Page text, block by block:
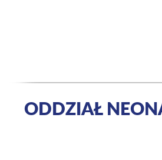
ODDZIAŁ